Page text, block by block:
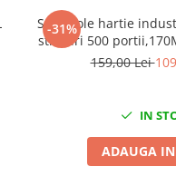
-31%
Set 2 role hartie
straturi 500
Mega
159,00 Lei
IN
ADAUGA IN